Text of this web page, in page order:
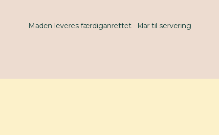
Maden leveres færdiganrettet - klar til servering